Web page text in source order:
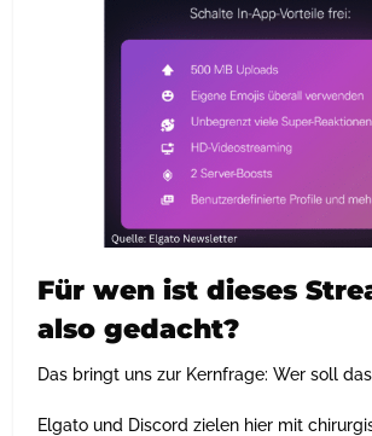
Für wen ist dieses
also gedacht?
Das bringt uns zur Kernfrage: Wer soll
Elgato und Discord zielen hier mit